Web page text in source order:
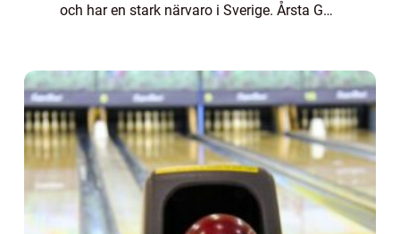
och har en stark närvaro i Sverige. Årsta Golf